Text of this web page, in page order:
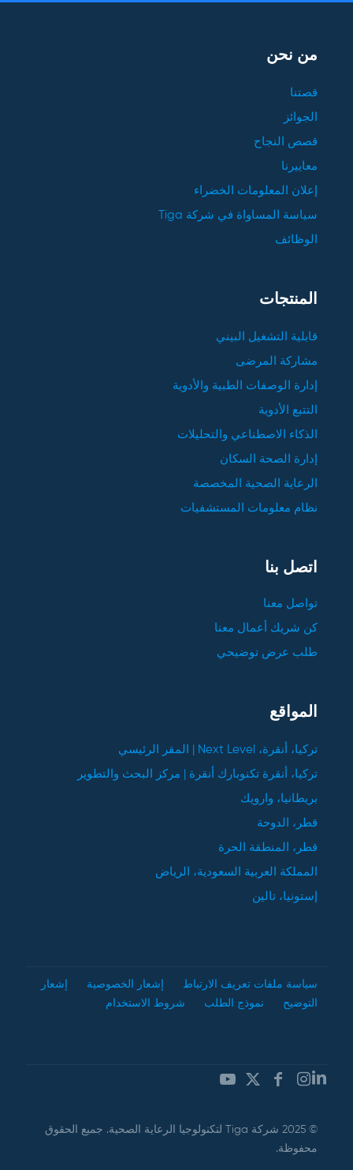
من نحن
قصتنا
الجوائز
قصص النجاح
معاييرنا
إعلان المعلومات الخضراء
سياسة المساواة في شركة Tiga
الوظائف
المنتجات
قابلية التشغيل البيني
مشاركة المرضى
إدارة الوصفات الطبية والأدوية
التتبع الأدوية
الذكاء الاصطناعي والتحليلات
إدارة الصحة السكان
الرعاية الصحية المخصصة
نظام معلومات المستشفيات
اتصل بنا
تواصل معنا
كن شريك أعمال معنا
طلب عرض توضيحي
المواقع
تركيا، أنقرة، Next Level | المقر الرئيسي
تركيا، أنقرة تكنوبارك أنقرة | مركز البحث والتطوير
بريطانيا، وارويك
قطر، الدوحة
قطر، المنطقة الحرة
المملكة العربية السعودية، الرياض
إستونيا، تالين
سياسة ملفات تعريف الارتباط إشعار الخصوصية
إشعار
التوضيح
نموذج الطلب شروط الاستخدام
© 2025 شركة Tiga لتكنولوجيا الرعاية الصحية. جميع الحقوق
محفوظة.